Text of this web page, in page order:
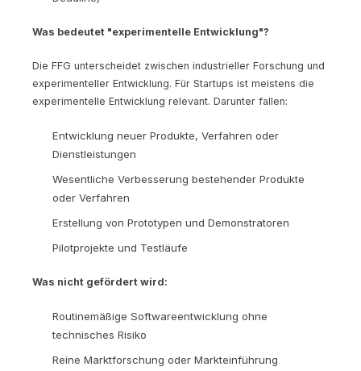
Was bedeutet "experimentelle Entwicklung"?
Die FFG unterscheidet zwischen industrieller Forschung und
experimenteller Entwicklung. Für Startups ist meistens die
experimentelle Entwicklung relevant. Darunter fallen:
Entwicklung neuer Produkte, Verfahren oder
Dienstleistungen
Wesentliche Verbesserung bestehender Produkte
oder Verfahren
Erstellung von Prototypen und Demonstratoren
Pilotprojekte und Testläufe
Was nicht gefördert wird:
Routinemäßige Softwareentwicklung ohne
technisches Risiko
Reine Marktforschung oder Markteinführung